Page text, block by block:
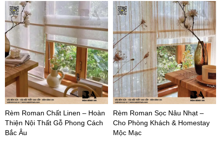
Rèm Roman Chất Linen – Hoàn
Thiện Nội Thất Gỗ Phong Cách
Bắc Âu
Rèm Roman Sọc Nâu Nhạt –
Cho Phòng Khách & Homestay
Mộc Mạc